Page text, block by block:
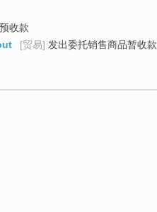
收款
[贸易] 发出委托销售商品暂收款